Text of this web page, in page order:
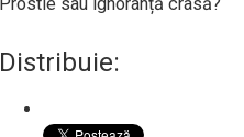
Distribuie: